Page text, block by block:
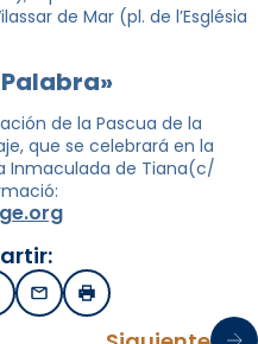
de Mar (pl. de l’Església
de la Pascua de la
que se celebrará en la
Inmaculada de Tiana(c/
EmailImprimir